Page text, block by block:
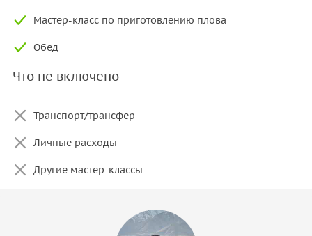
Мастер-класс по приготовлению плова
Обед
Что не включено
Транспорт/трансфер
Личные расходы
Другие мастер-классы